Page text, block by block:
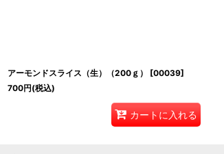
アーモンドスライス（生）（200ｇ） [00039]
700円(税込)
カートに入れる